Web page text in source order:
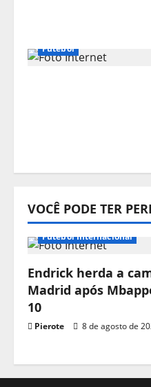
Futebol
VOCÊ PODE TER
Futebol Internacional
Endrick herda a
Madrid após
10
Pierote 8 de agosto de